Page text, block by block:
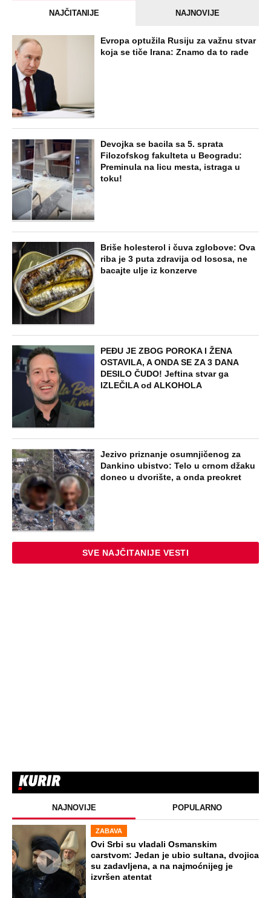
NAJČITANIJE NAJNOVIJE
Evropa optužila Rusiju za važnu stvar
koja se tiče Irana: Znamo da to rade
Devojka se bacila sa 5. sprata
Filozofskog fakulteta u Beogradu:
Preminula na licu mesta, istraga u
toku!
Briše holesterol i čuva zglobove: Ova
riba je 3 puta zdravija od lososa, ne
bacajte ulje iz konzerve
PEĐU JE ZBOG POROKA I ŽENA
OSTAVILA, A ONDA SE ZA 3 DANA
DESILO ČUDO! Jeftina stvar ga
IZLEČILA od ALKOHOLA
Jezivo priznanje osumnjičenog za
Dankino ubistvo: Telo u crnom džaku
doneo u dvorište, a onda preokret
SVE NAJČITANIJE VESTI
NAJNOVIJE POPULARNO
ZABAVA
Ovi Srbi su vladali Osmanskim
carstvom: Jedan je ubio sultana, dvojica
su zadavljena, a na najmoćnijeg je
izvršen atentat